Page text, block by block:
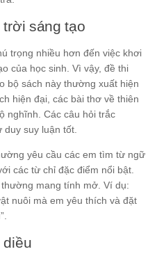
sáng tạo
trọng nhiều hơn đến việc khơi
của học sinh. Vì vậy, đề thi
bộ sách này thường xuất hiện
hiện đại, các bài thơ về thiên
nghĩnh. Các câu hỏi trắc
duy suy luận tốt.
yêu cầu các em tìm từ ngữ
các từ chỉ đặc điểm nổi bật.
mang tính mở. Ví dụ:
nuôi mà em yêu thích và đặt
diều